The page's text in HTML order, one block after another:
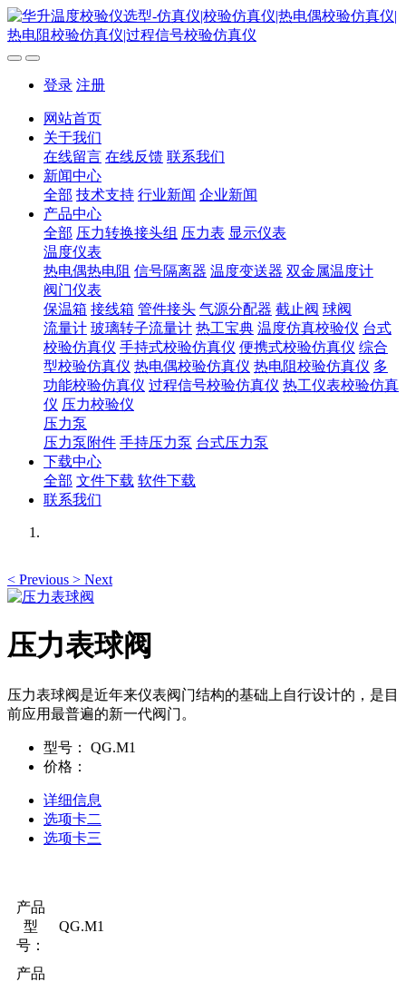
登录 注册
网站首页
关于我们
在线留言 在线反馈 联系我们
新闻中心
全部 技术支持 行业新闻 企业新闻
产品中心
全部 压力转换接头组 压力表 显示仪表
温度仪表
热电偶热电阻 信号隔离器 温度变送器 双金属温度计
阀门仪表
保温箱 接线箱 管件接头 气源分配器 截止阀 球阀
流量计 玻璃转子流量计 热工宝典 温度仿真校验仪 台式
校验仿真仪 手持式校验仿真仪 便携式校验仿真仪 综合
型校验仿真仪 热电偶校验仿真仪 热电阻校验仿真仪 多
功能校验仿真仪 过程信号校验仿真仪 热工仪表校验仿真
仪 压力校验仪
压力泵
压力泵附件 手持压力泵 台式压力泵
下载中心
全部 文件下载 软件下载
联系我们
< Previous > Next
压力表球阀
压力表球阀是近年来仪表阀门结构的基础上自行设计的，是目
前应用最普遍的新一代阀门。
型号：
QG.M1
价格：
详细信息
选项卡二
选项卡三
产品
型
号：
QG.M1
产品